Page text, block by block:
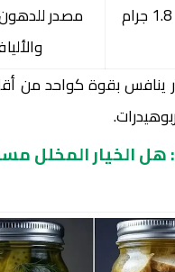
1.8 جرام
مصدر
ينافس بقوة كواحد من
الخيار المخلل